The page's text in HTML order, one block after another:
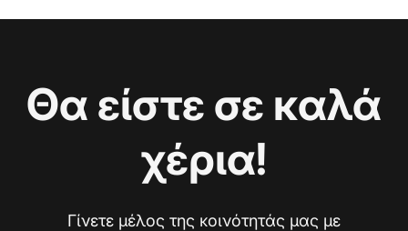
Θα είστε σε καλά
χέρια!
Γίνετε μέλος της κοινότητάς μας με